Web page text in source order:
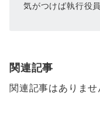
気がつけば執行役
関連記事
関連記事はありませ